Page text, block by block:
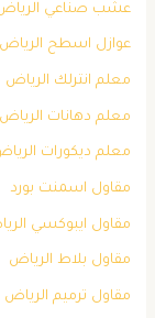
عشب صناعي
عوازل اسطح الرياض
معلم انترلك الرياض
معلم دهانات الرياض
معلم ديكورات
مقاول اسمنت بورد
مقاول ايبوكسي
مقاول بلاط الرياض
مقاول ترميم الرياض